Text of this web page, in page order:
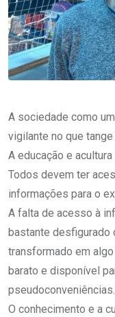
A sociedade como
vigilante no que
A educação e
Todos devem ter
informações para o
A falta de acesso à
bastante desfigurado
transformado em
barato e disponível
pseudoconveniências.
O conhecimento e a